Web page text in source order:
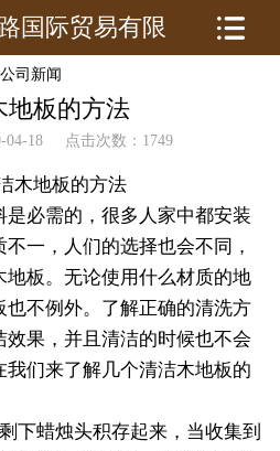
国际贸易有限
公司
公司新闻
地板的方法
04-18 点击次数：1749
地板的方法
必需的，很多人家中都安装
一，人们的选择也会不同，
板。无论使用什么材质的地
不例外。了解正确的清洗方
果，并且清洁的时候也不会
们来了解几个清洁木地板的
蜡烛头积存起来，当收集到